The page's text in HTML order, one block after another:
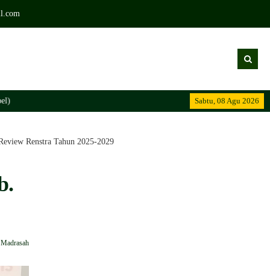
Sabtu, 08 Agu 2026
Madrasah
Renstra Tahun 2025-2029